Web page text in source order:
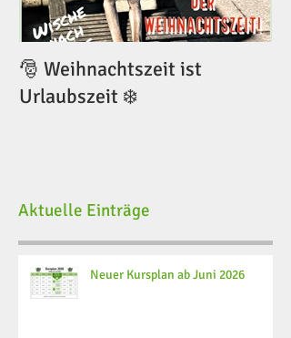
🎅 Weihnachtszeit ist
Urlaubszeit ❄️
Aktuelle Einträge
Neuer Kursplan ab Juni 2026